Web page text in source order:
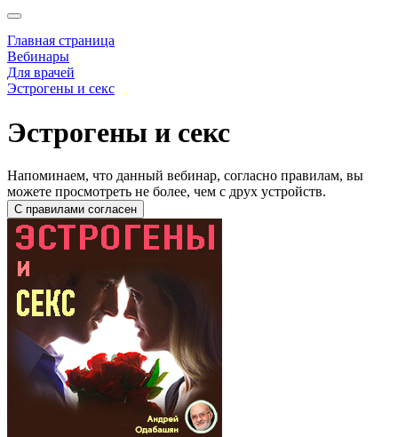
Главная страница
Вебинары
Для врачей
Эстрогены и секс
Эстрогены и секс
Напоминаем, что данный вебинар, согласно правилам, вы
можете просмотреть не более, чем с друх устройств.